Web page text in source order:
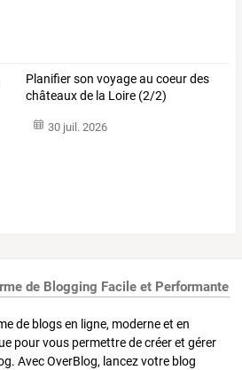
Planifier son voyage au coeur des
châteaux de la Loire (2/2)
30 juil. 2026
de Blogging Facile et Performante
de blogs en ligne, moderne et en
pour vous permettre de créer et gérer
Avec OverBlog, lancez votre blog